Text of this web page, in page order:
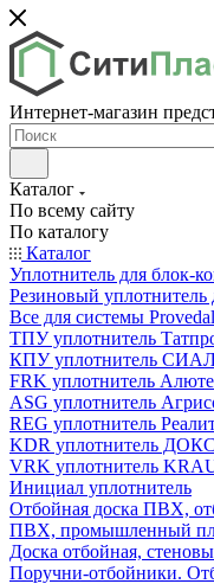
Интернет-магазин
Каталог
По всему сайту
По каталогу
Каталог
Уплотнитель для блок-
Резиновый
Все для системы
ТПУ уплотнитель
КПУ уплотнитель
FRK уплотнитель
ASG уплотнитель
REG уплотнитель
KDR уплотнитель
VRK уплотнитель
Инициал уплотнитель
Отбойная доска ПВХ,
ПВХ, промышленный
Доска отбойная,
Поручни-отбойники.